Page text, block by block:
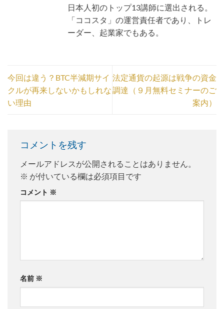
日本人初のトップ13講師に選出される。
「ココスタ」の運営責任者であり、トレ
ーダー、起業家でもある。
今回は違う？BTC半減期サイ
クルが再来しないかもしれな
い理由
法定通貨の起源は戦争の資金
調達（９月無料セミナーのご
案内）
コメントを残す
メールアドレスが公開されることはありません。
※ が付いている欄は必須項目です
コメント ※
名前 ※